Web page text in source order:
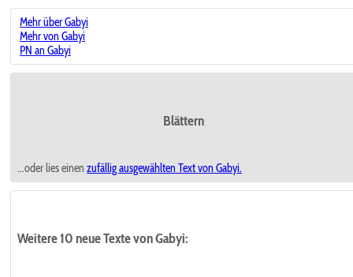
Mehr über Gabyi
Mehr von Gabyi
PN an Gabyi
Blättern
...oder lies einen zufällig ausgewählten Text von Gabyi.
Weitere 10 neue Texte von Gabyi: